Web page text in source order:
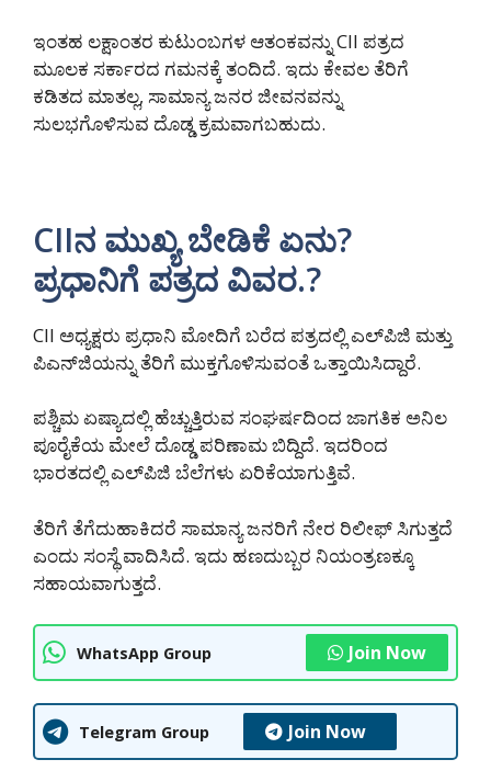
ಇಂತಹ ಲಕ್ಷಾಂತರ ಕುಟುಂಬಗಳ ಆತಂಕವನ್ನು CII ಪತ್ರದ
ಮೂಲಕ ಸರ್ಕಾರದ ಗಮನಕ್ಕೆ ತಂದಿದೆ. ಇದು ಕೇವಲ ತೆರಿಗೆ
ಕಡಿತದ ಮಾತಲ್ಲ, ಸಾಮಾನ್ಯ ಜನರ ಜೀವನವನ್ನು
ಸುಲಭಗೊಳಿಸುವ ದೊಡ್ಡ ಕ್ರಮವಾಗಬಹುದು.
CIIನ ಮುಖ್ಯ ಬೇಡಿಕೆ ಏನು?
ಪ್ರಧಾನಿಗೆ ಪತ್ರದ ವಿವರ.?
CII ಅಧ್ಯಕ್ಷರು ಪ್ರಧಾನಿ ಮೋದಿಗೆ ಬರೆದ ಪತ್ರದಲ್ಲಿ ಎಲ್‌ಪಿಜಿ ಮತ್ತು
ಪಿಎನ್‌ಜಿಯನ್ನು ತೆರಿಗೆ ಮುಕ್ತಗೊಳಿಸುವಂತೆ ಒತ್ತಾಯಿಸಿದ್ದಾರೆ.
ಪಶ್ಚಿಮ ಏಷ್ಯಾದಲ್ಲಿ ಹೆಚ್ಚುತ್ತಿರುವ ಸಂಘರ್ಷದಿಂದ ಜಾಗತಿಕ ಅನಿಲ
ಪೂರೈಕೆಯ ಮೇಲೆ ದೊಡ್ಡ ಪರಿಣಾಮ ಬಿದ್ದಿದೆ. ಇದರಿಂದ
ಭಾರತದಲ್ಲಿ ಎಲ್‌ಪಿಜಿ ಬೆಲೆಗಳು ಏರಿಕೆಯಾಗುತ್ತಿವೆ.
ತೆರಿಗೆ ತೆಗೆದುಹಾಕಿದರೆ ಸಾಮಾನ್ಯ ಜನರಿಗೆ ನೇರ ರಿಲೀಫ್ ಸಿಗುತ್ತದೆ
ಎಂದು ಸಂಸ್ಥೆ ವಾದಿಸಿದೆ. ಇದು ಹಣದುಬ್ಬರ ನಿಯಂತ್ರಣಕ್ಕೂ
ಸಹಾಯವಾಗುತ್ತದೆ.
WhatsApp Group Join Now
Telegram Group Join Now